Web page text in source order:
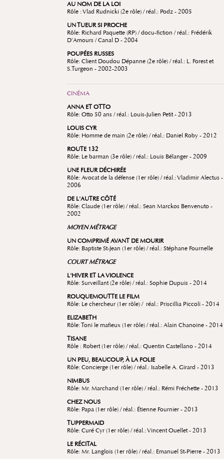
AU NOM DE LA LOI
Rôle : Vlad Rudnicki (2e rôle) / réal.: Podz - 2005
UN TUEUR SI PROCHE
Rôle: Richard Paquette (RP) / docu-fiction / réal.: Frédérik
D’Amours / Canal D - 2004
POUPÉES RUSSES
Rôle: Client Doudou Dépanne (2e rôle) / réal.: L. Forest et
S.Turgeon - 2002-2003
CINÉMA
ANNA ET OTTO
Rôle: Otto 50 ans / réal.: Louis-Julien Petit - 2013
LOUIS CYR
Rôle: Homme de main (2e rôle) / réal.: Daniel Roby - 2012
ROUTE 132
Rôle: Le barman (3e rôle) / réal.: Louis Bélanger - 2009
UNE FLEUR DÉCHIRÉE
Rôle: Avocat de la défense (1er rôle) / réal.: Vladimir Alectus -
2006
DE L'AUTRE CÔTÉ
Rôle: Claude (1er rôle) / réal.: Sean Marckos Benvenuto -
2002
MOYEN MÉTRAGE
UN COMPRIMÉ AVANT DE MOURIR
Rôle: Baptiste St-Jean (1er rôle) / réal.: Stéphane Fournelle
COURT MÉTRAGE
L'HIVER ET LA VIOLENCE
Rôle: Surveillant (2e rôle) / réal.: Sophie Dupuis - 2014
ROUQUEMOUTTE LE FILM
Rôle: Le chercheur (1er rôle) / réal.: Priscillia Piccoli - 2014
ELIZABETH
Rôle: Toni le mafieux (1er rôle) / réal.: Alain Chanoine - 2014
TISANE
Rôle : Robert (1er rôle) / réal.: Quentin Castellano - 2014
UN PEU, BEAUCOUP, À LA FOLIE
Rôle: Concierge (1er rôle) / réal.: Isabelle A. Girard - 2013
NIMBUS
Rôle: Mr. Marchand (1er rôle) / réal.: Rémi Fréchette - 2013
CHEZ NOUS
Rôle: Papa (1er rôle) / réal.: Étienne Fournier - 2013
TUPPERMAID
Rôle: Curé Cyr (1er rôle) / réal.: Vincent Ouellet - 2013
LE RÉCITAL
Rôle: Mr. Langlois (1er rôle) / réal.: Emanuel St-Pierre - 2013